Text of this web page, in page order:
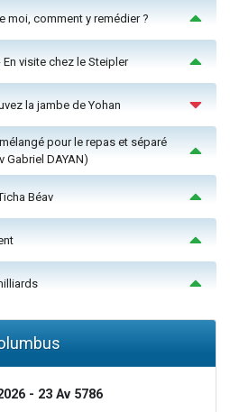
moi, comment y remédier ?
visite chez le Steipler
la jambe de Yohan
pour le repas et séparé
Gabriel DAYAN)
Béav
- 23 Av 5786